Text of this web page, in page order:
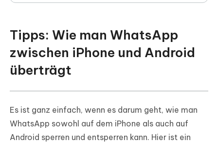
Tipps: Wie man WhatsApp
zwischen iPhone und Android
überträgt
Es ist ganz einfach, wenn es darum geht, wie man
WhatsApp sowohl auf dem iPhone als auch auf
Android sperren und entsperren kann. Hier ist ein